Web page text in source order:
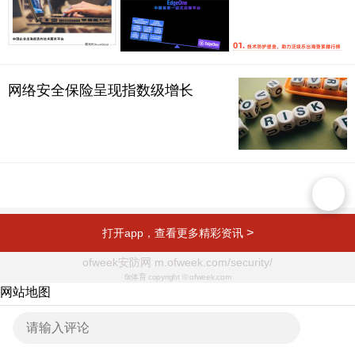
网络安全保险呈现指数级增长
打开app，查看更多精彩资讯 >
ofweek安防网 m.ofweek.com/security/
6t体育 copyright © ofweek.com
网站地图